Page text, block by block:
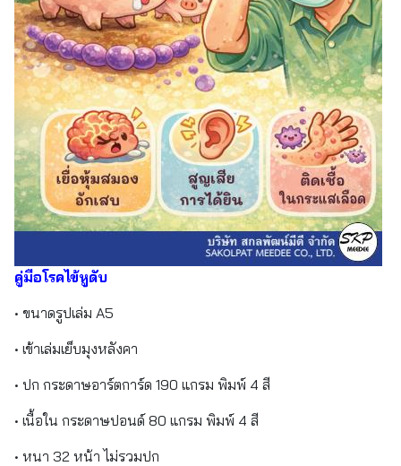
คู่มือโรคไข้หูดับ
• ขนาดรูปเล่ม A5
• เข้าเล่มเย็บมุงหลังคา
• ปก กระดาษอาร์ตการ์ด 190 แกรม พิมพ์ 4 สี
• เนื้อใน กระดาษปอนด์ 80 แกรม พิมพ์ 4 สี
• หนา 32 หน้า ไม่รวมปก